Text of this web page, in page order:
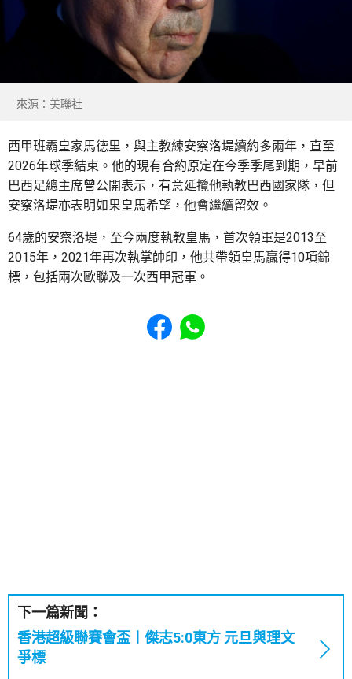
來源：美聯社
西甲班霸皇家馬德里，與主教練安察洛堤續約多兩年，直至
2026年球季結束。他的現有合約原定在今季季尾到期，早前
巴西足總主席曾公開表示，有意延攬他執教巴西國家隊，但
安察洛堤亦表明如果皇馬希望，他會繼續留效。
64歲的安察洛堤，至今兩度執教皇馬，首次領軍是2013至
2015年，2021年再次執掌帥印，他共帶領皇馬贏得10項錦
標，包括兩次歐聯及一次西甲冠軍。
Share to Facebook
Share to WhatsApp
下一篇新聞：
香港超級聯賽會盃丨傑志5:0東方 元旦與理文
爭標